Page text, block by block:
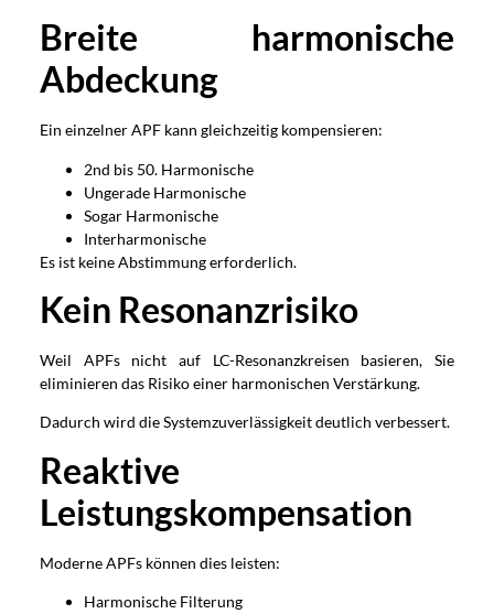
Breite harmonische
Abdeckung
Ein einzelner APF kann gleichzeitig kompensieren:
2nd bis 50. Harmonische
Ungerade Harmonische
Sogar Harmonische
Interharmonische
Es ist keine Abstimmung erforderlich.
Kein Resonanzrisiko
Weil APFs nicht auf LC-Resonanzkreisen basieren, Sie
eliminieren das Risiko einer harmonischen Verstärkung.
Dadurch wird die Systemzuverlässigkeit deutlich verbessert.
Reaktive
Leistungskompensation
Moderne APFs können dies leisten:
Harmonische Filterung